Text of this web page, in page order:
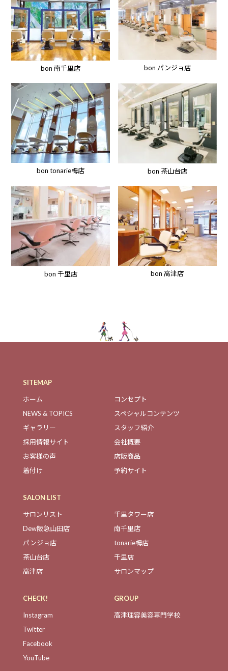
bon 南千里店 bon パンジョ店
bon tonarie栂店 bon 茶山台店
bon 千里店 bon 高津店
SITEMAP
ホーム
コンセプト
NEWS & TOPICS
スペシャルコンテンツ
ギャラリー
スタッフ紹介
採用情報サイト
会社概要
お客様の声
店販商品
着付け
予約サイト
SALON LIST
サロンリスト
千里タワー店
Dew阪急山田店
南千里店
パンジョ店
tonarie栂店
茶山台店
千里店
高津店
サロンマップ
CHECK!
Instagram
Twitter
Facebook
YouTube
GROUP
高津理容美容専門学校